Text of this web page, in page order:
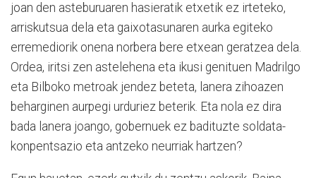
joan den asteburuaren hasieratik etxetik ez irteteko,
arriskutsua dela eta gaixotasunaren aurka egiteko
erremediorik onena norbera bere etxean geratzea dela.
Ordea, iritsi zen astelehena eta ikusi genituen Madrilgo
eta Bilboko metroak jendez beteta, lanera zihoazen
beharginen aurpegi urduriez beterik. Eta nola ez dira
bada lanera joango, gobernuek ez badituzte soldata-
konpentsazio eta antzeko neurriak hartzen?